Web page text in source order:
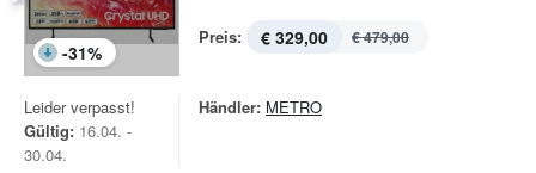
-31%
Preis: € 329,00 € 479,00
Leider verpasst!
Gültig: 16.04. -
30.04.
Händler: METRO